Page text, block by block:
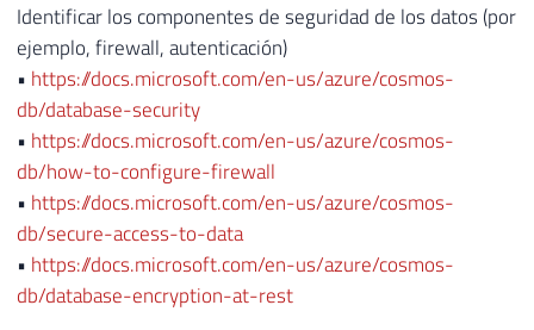
Identificar los componentes de seguridad de los datos (por
ejemplo, firewall, autenticación)
• https://docs.microsoft.com/en-us/azure/cosmos-
db/database-security
• https://docs.microsoft.com/en-us/azure/cosmos-
db/how-to-configure-firewall
• https://docs.microsoft.com/en-us/azure/cosmos-
db/secure-access-to-data
• https://docs.microsoft.com/en-us/azure/cosmos-
db/database-encryption-at-rest